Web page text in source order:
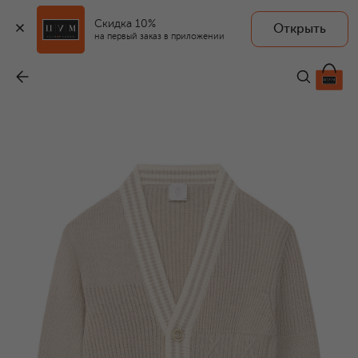
Скидка 10%
на первый заказ в приложении
Открыть
ELEVENTY
26 750 ₽